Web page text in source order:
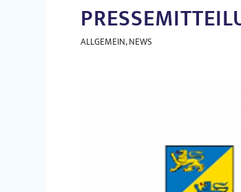
ALLGEMEIN,NEWS